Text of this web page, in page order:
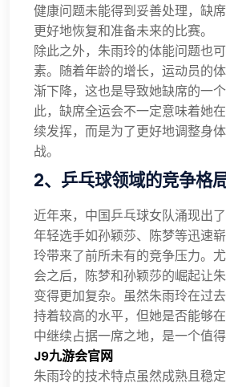
健康问题未能得到妥善处理，缺
更好地恢复和准备未来的比赛。
除此之外，朱雨玲的体能问题也
素。随着年龄的增长，运动员的
渐下降，这也是导致她缺席的一
此，缺席全运会不一定意味着她
续发挥，而是为了更好地调整身
战。
2、乒乓球领域的竞争格
近年来，中国乒乓球女队涌现出了
年轻选手如孙颖莎、陈梦等迅速
玲带来了前所未有的竞争压力。
会之后，陈梦和孙颖莎的崛起让
变得更加复杂。虽然朱雨玲在过
持着较高的水平，但她是否能够
中继续占据一席之地，是一个值得
J9九游会官网
朱雨玲的技术特点虽然成熟且稳